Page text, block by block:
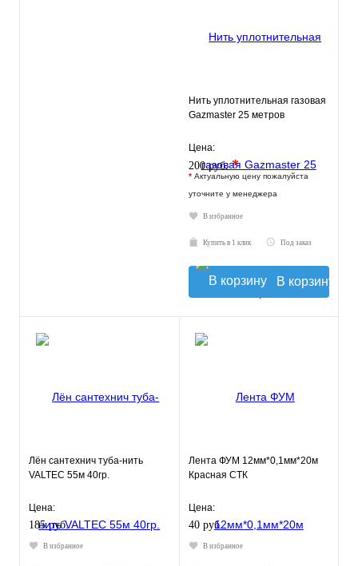
Нить уплотнительная газовая
Gazmaster 25 метров
Цена:
200 руб.*
* Актуальную цену пожалуйста
уточните у менеджера
В избранное
Купить в 1 клик Под заказ
В корзину
Лён сантехнич туба-нить
VALTEC 55м 40гр.
Цена:
185 руб.
В избранное
Лента ФУМ 12мм*0,1мм*20м
Красная СТК
Цена:
40 руб.
В избранное